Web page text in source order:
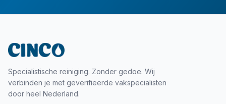
Specialistische reiniging. Zonder gedoe. Wij
verbinden je met geverifieerde vakspecialisten
door heel Nederland.